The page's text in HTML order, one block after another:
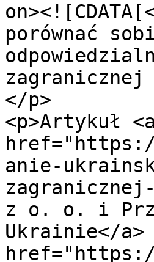
porównać
</p>
<p>Artykuł <a
anie-
z o. o. i
Ukrainie</